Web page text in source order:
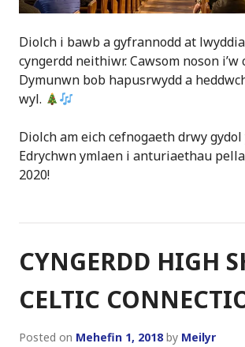
Diolch i bawb a gyfrannodd at
cyngerdd neithiwr. Cawsom noson i’w
Dymunwn bob hapusrwydd a
wyl.
Diolch am eich cefnogaeth drwy gydol
Edrychwn ymlaen i anturiaethau
2020!
CYNGERDD HIGH
CELTIC
Posted on Mehefin 1, 2018by Meilyr